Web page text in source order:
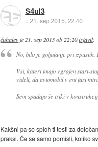
S4ul3
::21. sep 2015, 22:40
čuhalev je 21. sep 2015 ob 22:20 izjavil:
No, bilo je goljufanje pri izpustih.
Vsi, kateri imajo vgrajen start-
videli, da avtomobil v eni fazi
Sem spadajo še triki v
Kakšni pa so sploh ti testi za
praksi. Če se samo pomisli, koliko